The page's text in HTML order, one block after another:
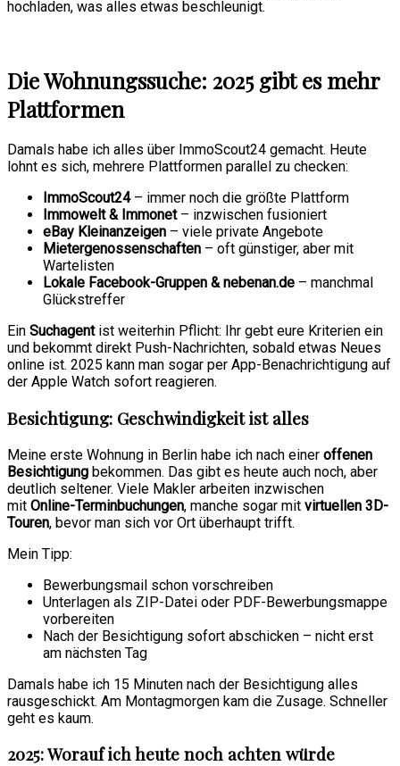
hochladen, was alles etwas beschleunigt.
Die Wohnungssuche: 2025 gibt es mehr
Plattformen
Damals habe ich alles über ImmoScout24 gemacht. Heute
lohnt es sich, mehrere Plattformen parallel zu checken:
ImmoScout24– immer noch die größte Plattform
Immowelt & Immonet– inzwischen fusioniert
eBay Kleinanzeigen – viele private Angebote
Mietergenossenschaften – oft günstiger, aber mit
Wartelisten
Lokale Facebook-Gruppen & nebenan.de – manchmal
Glückstreffer
Ein Suchagentist weiterhin Pflicht: Ihr gebt eure Kriterien ein
und bekommt direkt Push-Nachrichten, sobald etwas Neues
online ist. 2025 kann man sogar per App-Benachrichtigung auf
der Apple Watch sofort reagieren.
Besichtigung: Geschwindigkeit ist alles
Meine erste Wohnung in Berlin habe ich nach einer offenen
Besichtigung bekommen. Das gibt es heute auch noch, aber
deutlich seltener. Viele Makler arbeiten inzwischen
mit Online-Terminbuchungen, manche sogar mit virtuellen 3D-
Touren, bevor man sich vor Ort überhaupt trifft.
Mein Tipp:
Bewerbungsmail schon vorschreiben
Unterlagen als ZIP-Datei oder PDF-Bewerbungsmappe
vorbereiten
Nach der Besichtigung sofort abschicken – nicht erst
am nächsten Tag
Damals habe ich 15 Minuten nach der Besichtigung alles
rausgeschickt. Am Montagmorgen kam die Zusage. Schneller
geht es kaum.
2025: Worauf ich heute noch achten würde